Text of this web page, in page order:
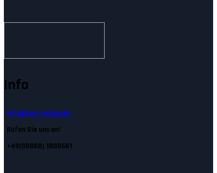
Info
Info@tecs-reisen.de
Rufen Sie uns an!
+49(08868) 1808661